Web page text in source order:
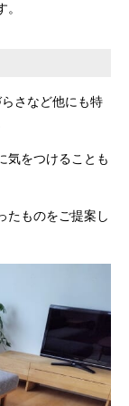
さなど他にも特
気をつけることも
たものをご提案し